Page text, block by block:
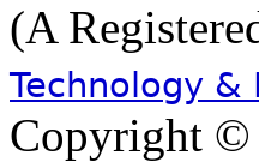
(A
Technology &
Copyright ©